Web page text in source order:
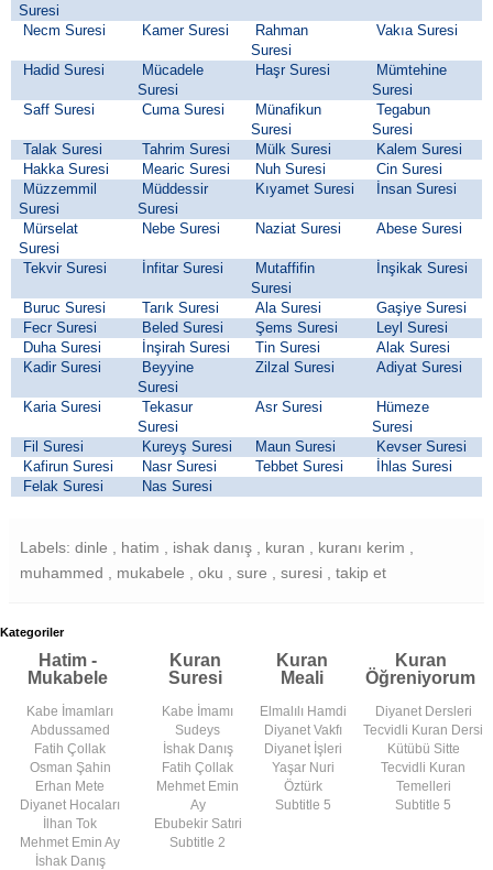
Suresi
Necm Suresi Kamer Suresi
Rahman
Suresi
Vakıa Suresi
Hadid Suresi
Mücadele
Suresi
Haşr Suresi
Mümtehine
Suresi
Saff Suresi
Cuma Suresi
Münafikun
Suresi
Tegabun
Suresi
Talak Suresi
Tahrim Suresi Mülk Suresi
Kalem Suresi
Hakka Suresi
Mearic Suresi Nuh Suresi
Cin Suresi
Müzzemmil
Suresi
Müddessir
Suresi
Kıyamet Suresi İnsan Suresi
Mürselat
Suresi
Nebe Suresi Naziat Suresi Abese Suresi
Tekvir Suresi İnfitar Suresi
Mutaffifin
Suresi
İnşikak Suresi
Buruc Suresi Tarık Suresi Ala Suresi
Gaşiye Suresi
Fecr Suresi
Beled Suresi Şems Suresi
Leyl Suresi
Duha Suresi
İnşirah Suresi Tin Suresi
Alak Suresi
Kadir Suresi
Beyyine
Suresi
Zilzal Suresi Adiyat Suresi
Karia Suresi
Tekasur
Suresi
Asr Suresi
Hümeze
Suresi
Fil Suresi
Kureyş Suresi Maun Suresi
Kevser Suresi
Kafirun Suresi
Nasr Suresi Tebbet Suresi
İhlas Suresi
Felak Suresi
Nas Suresi
Labels: dinle , hatim , ishak danış , kuran , kuranı kerim ,
muhammed , mukabele , oku , sure , suresi , takip et
Kategoriler
Hatim -
Mukabele
Kuran
Suresi
Kuran
Meali
Kuran
Öğreniyorum
Kabe İmamları
Abdussamed
Fatih Çollak
Osman Şahin
Erhan Mete
Diyanet Hocaları
İlhan Tok
Mehmet Emin Ay
İshak Danış
Kabe İmamı
Sudeys
İshak Danış
Fatih Çollak
Mehmet Emin
Ay
Ebubekir Satıri
Subtitle 2
Elmalılı Hamdi
Diyanet Vakfı
Diyanet İşleri
Yaşar Nuri
Öztürk
Subtitle 5
Diyanet Dersleri
Tecvidli Kuran Dersi
Kütübü Sitte
Tecvidli Kuran
Temelleri
Subtitle 5